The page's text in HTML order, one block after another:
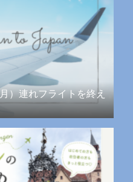
）連れフライトを終え